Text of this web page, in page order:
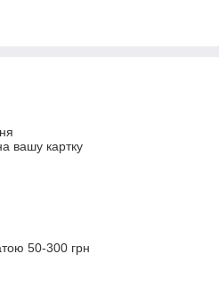
вашу картку
50-300 грн